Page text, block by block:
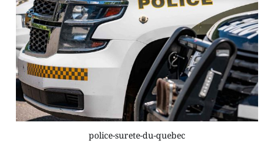
police-surete-du-quebec